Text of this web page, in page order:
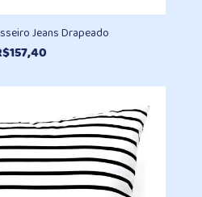
Jeans Drapeado
157,40